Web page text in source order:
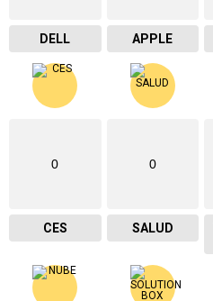
DELL APPLE
0
CES
0
SALUD